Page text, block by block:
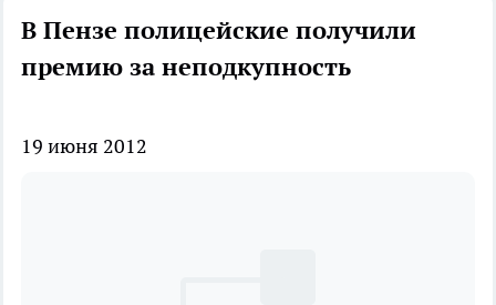
В Пензе полицейские получили
премию за неподкупность
19 июня 2012